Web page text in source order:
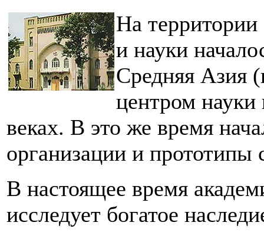
На территории
и науки
Средняя Азия
центром
веках. В это же время
организации и
В настоящее время
исследует богатое